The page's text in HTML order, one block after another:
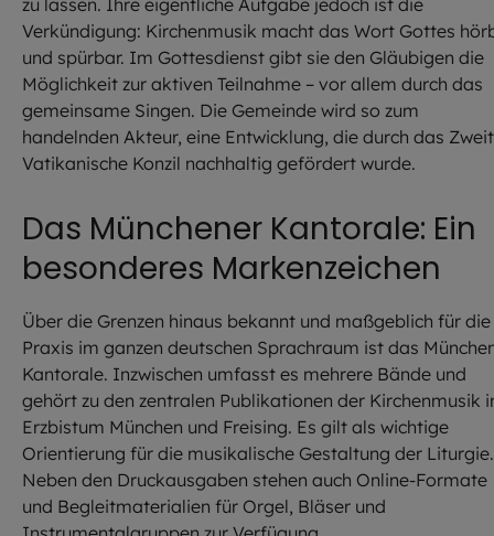
Verkündigung: Kirchenmusik macht das Wort Gottes
und spürbar. Im Gottesdienst gibt sie den Gläubigen die
Möglichkeit zur aktiven Teilnahme – vor allem durch das
gemeinsame Singen. Die Gemeinde wird so zum
handelnden Akteur, eine Entwicklung, die durch das
Vatikanische Konzil nachhaltig gefördert wurde.
Das Münchener Kantorale: Ein
besonderes Markenzeichen
Über die Grenzen hinaus bekannt und maßgeblich für die
Praxis im ganzen deutschen Sprachraum ist das
Kantorale. Inzwischen umfasst es mehrere Bände und
gehört zu den zentralen Publikationen der Kirchenmusik
Erzbistum München und Freising. Es gilt als wichtige
Orientierung für die musikalische Gestaltung der Liturgie.
Neben den Druckausgaben stehen auch Online-Formate
und Begleitmaterialien für Orgel, Bläser und